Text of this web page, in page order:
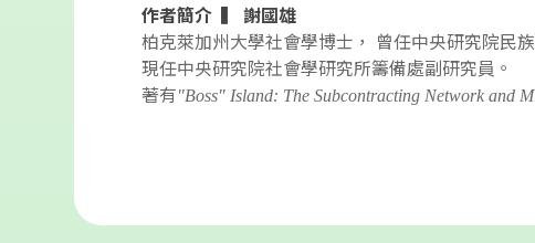
作者簡介 ▍ 謝國雄
柏克萊加州大學社會學博士， 曾任中央研究院民
現任中央研究院社會學研究所籌備處副研究員。
著有"Boss" Island: The Subcontracting Network and